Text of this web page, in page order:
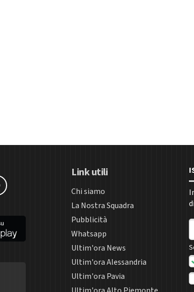
Link utili
Chi siamo
La Nostra Squadra
Pubblicità
Whatsapp
Ultim'ora News
Ultim'ora Alessandria
Ultim'ora Pavia